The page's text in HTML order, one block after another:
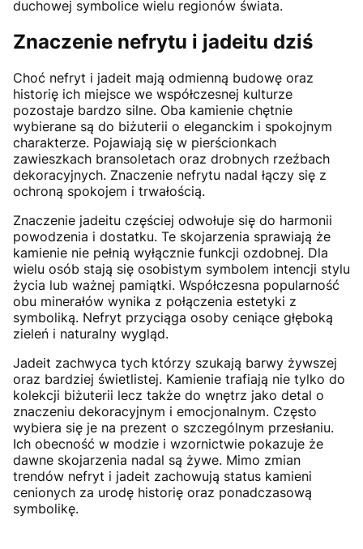
duchowej symbolice wielu regionów świata.
Znaczenie nefrytu i jadeitu dziś
Choć nefryt i jadeit mają odmienną budowę oraz
historię ich miejsce we współczesnej kulturze
pozostaje bardzo silne. Oba kamienie chętnie
wybierane są do biżuterii o eleganckim i spokojnym
charakterze. Pojawiają się w pierścionkach
zawieszkach bransoletach oraz drobnych rzeźbach
dekoracyjnych. Znaczenie nefrytu nadal łączy się z
ochroną spokojem i trwałością.
Znaczenie jadeitu częściej odwołuje się do harmonii
powodzenia i dostatku. Te skojarzenia sprawiają że
kamienie nie pełnią wyłącznie funkcji ozdobnej. Dla
wielu osób stają się osobistym symbolem intencji stylu
życia lub ważnej pamiątki. Współczesna popularność
obu minerałów wynika z połączenia estetyki z
symboliką. Nefryt przyciąga osoby ceniące głęboką
zieleń i naturalny wygląd.
Jadeit zachwyca tych którzy szukają barwy żywszej
oraz bardziej świetlistej. Kamienie trafiają nie tylko do
kolekcji biżuterii lecz także do wnętrz jako detal o
znaczeniu dekoracyjnym i emocjonalnym. Często
wybiera się je na prezent o szczególnym przesłaniu.
Ich obecność w modzie i wzornictwie pokazuje że
dawne skojarzenia nadal są żywe. Mimo zmian
trendów nefryt i jadeit zachowują status kamieni
cenionych za urodę historię oraz ponadczasową
symbolikę.